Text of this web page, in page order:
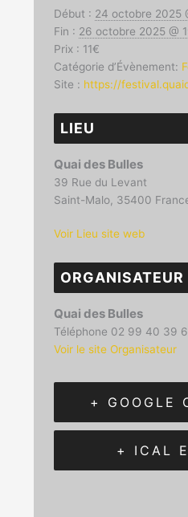
Début : 24 octobre 2025
Fin : 26 octobre 2025 @
Prix : 11€
Catégorie d’Évènement:
Site : https://
LIEU
Quai des Bulles
39 Rue du Levant
Saint-Malo 35400
Voir Lieu site web
ORGANISATEUR
Quai des Bulles
Téléphone 02 99 40 39
Voir le site Organisateur
+ GOOGLE
+ ICAL